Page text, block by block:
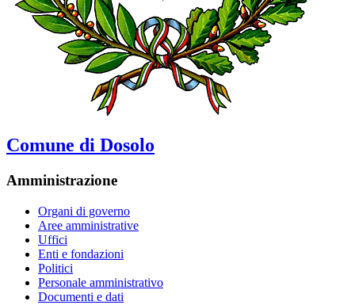
Comune di Dosolo
Amministrazione
Organi di governo
Aree amministrative
Uffici
Enti e fondazioni
Politici
Personale amministrativo
Documenti e dati